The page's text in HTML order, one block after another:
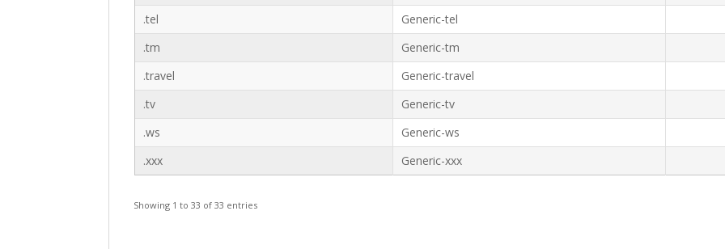
.tel
Generic-tel
.tm
Generic-tm
.travel
Generic-travel
.tv
Generic-tv
.ws
Generic-ws
.xxx
Generic-xxx
Showing 1 to 33 of 33 entries